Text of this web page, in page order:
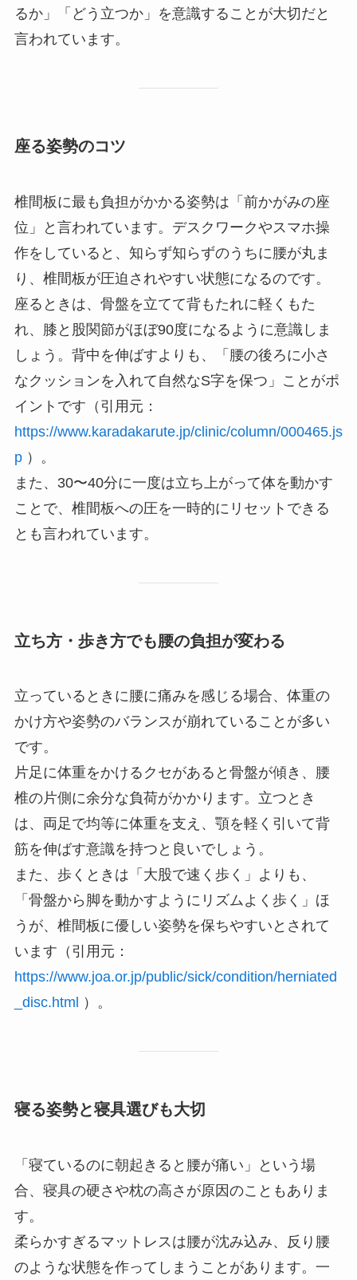
るか」「どう立つか」を意識することが大切だと
言われています。
座る姿勢のコツ
椎間板に最も負担がかかる姿勢は「前かがみの座
位」と言われています。デスクワークやスマホ操
作をしていると、知らず知らずのうちに腰が丸ま
り、椎間板が圧迫されやすい状態になるのです。
座るときは、骨盤を立てて背もたれに軽くもた
れ、膝と股関節がほぼ90度になるように意識しま
しょう。背中を伸ばすよりも、「腰の後ろに小さ
なクッションを入れて自然なS字を保つ」ことがポ
イントです（引用元：
https://www.karadakarute.jp/clinic/column/000465.js
p）。
また、30〜40分に一度は立ち上がって体を動かす
ことで、椎間板への圧を一時的にリセットできる
とも言われています。
立ち方・歩き方でも腰の負担が変わる
立っているときに腰に痛みを感じる場合、体重の
かけ方や姿勢のバランスが崩れていることが多い
です。
片足に体重をかけるクセがあると骨盤が傾き、腰
椎の片側に余分な負荷がかかります。立つとき
は、両足で均等に体重を支え、顎を軽く引いて背
筋を伸ばす意識を持つと良いでしょう。
また、歩くときは「大股で速く歩く」よりも、
「骨盤から脚を動かすようにリズムよく歩く」ほ
うが、椎間板に優しい姿勢を保ちやすいとされて
います（引用元：
https://www.joa.or.jp/public/sick/condition/herniated
_disc.html
）。
寝る姿勢と寝具選びも大切
「寝ているのに朝起きると腰が痛い」という場
合、寝具の硬さや枕の高さが原因のこともありま
す。
柔らかすぎるマットレスは腰が沈み込み、反り腰
のような状態を作ってしまうことがあります。一